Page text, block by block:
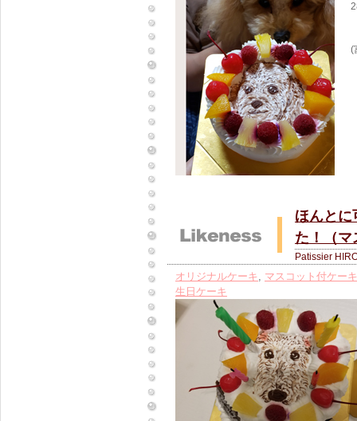
(
ほんとに
た！（マ
Patissier
オリジナルケーキ, マスコット付ケーキ
生日ケーキ